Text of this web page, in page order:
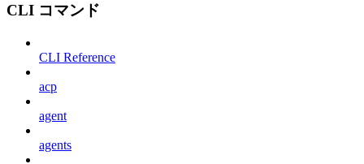
CLI コマンド
CLI Reference
acp
agent
agents